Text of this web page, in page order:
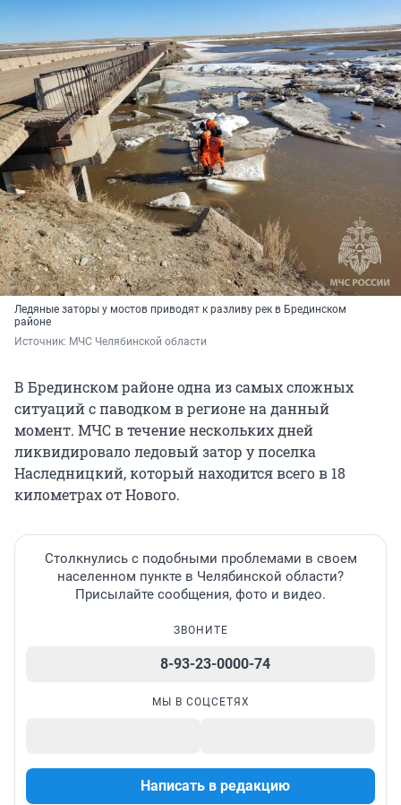
Ледяные заторы у мостов приводят к разливу рек в Брединском
районе
Источник: МЧС Челябинской области
В Брединском районе одна из самых сложных
ситуаций с паводком в регионе на данный
момент. МЧС в течение нескольких дней
ликвидировало ледовый затор у поселка
Наследницкий, который находится всего в 18
километрах от Нового.
Столкнулись с подобными проблемами в своем
населенном пункте в Челябинской области?
Присылайте сообщения, фото и видео.
ЗВОНИТЕ
8-93-23-0000-74
МЫ В СОЦСЕТЯХ
Написать в редакцию